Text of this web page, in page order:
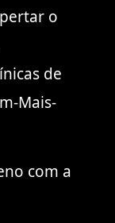
o
de
Mais-
com a